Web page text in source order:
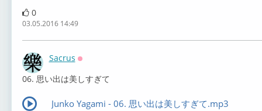
0
03.05.2016 14:49
Sacrus
06. 思い出は美しすぎて
Junko Yagami - 06. 思い出は美しすぎて.mp3